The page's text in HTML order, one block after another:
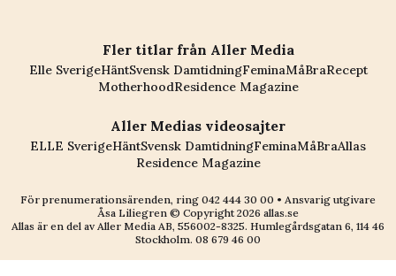
Fler titlar från Aller Media
Elle SverigeHäntSvensk DamtidningFeminaMåBraRecept
MotherhoodResidence Magazine
Aller Medias videosajter
ELLE SverigeHäntSvensk DamtidningFeminaMåBraAllas
Residence Magazine
För prenumerationsärenden, ring 042 444 30 00 • Ansvarig utgivare
Åsa Liliegren © Copyright2026 allas.se
Allas är en del av Aller Media AB, 556002-8325. Humlegårdsgatan 6, 114 46
Stockholm. 08 679 46 00